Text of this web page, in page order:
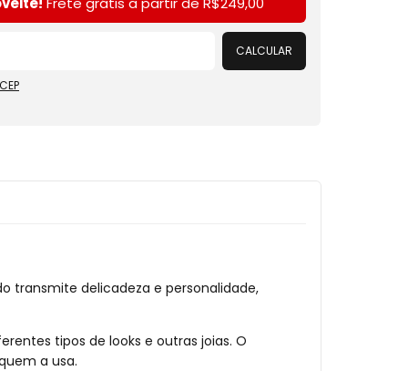
CALCULAR
transmite delicadeza e personalidade,
tipos de looks e outras joias. O
a usa.